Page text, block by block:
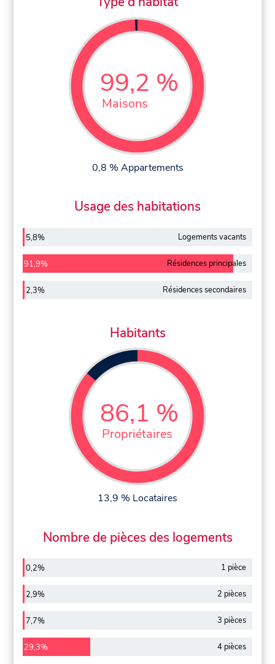
99,2 %
Maisons
0,8 % Appartements
Usage des habitations
5,8% Logements vacants
91,9% Résidences principales
2,3% Résidences secondaires
Habitants
86,1 %
Propriétaires
13,9 % Locataires
Nombre de pièces des logements
0,2% 1 pièce
2,9% 2 pièces
7,7% 3 pièces
29,3% 4 pièces